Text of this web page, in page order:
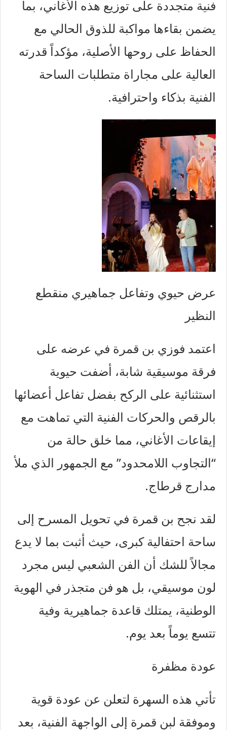
فنية متجددة على توزيع هذه الأغاني، بما
يضمن بقاءها مواكبة للذوق الحالي مع
الحفاظ على روحها الأصلية، مؤكداً قدرته
العالية على مجاراة متطلبات الساحة
الفنية بذكاء واحترافية.
عرض حيوي وتفاعل جماهيري منقطع
النظير
اعتمد فوزي بن قمرة في عرضه على
فرقة موسيقية شابة، أضفت حيوية
استثنائية على الركح بفضل تفاعل أعضائها
بالرقص والحركات الفنية التي تماهت مع
إيقاعات الأغاني، مما خلق حالة من
“التجاوب اللامحدود” مع الجمهور الذي ملأ
مدارج قرطاج.
لقد نجح بن قمرة في تحويل المسرح إلى
ساحة احتفالية كبرى، حيث أثبت بما لا يدع
مجالاً للشك أن الفن الشعبي ليس مجرد
لون موسيقي، بل هو فن متجذر في الهوية
الوطنية، يمتلك قاعدة جماهيرية وفية
تتسع يوماً بعد يوم.
عودة مظفرة
تأتي هذه السهرة لتعلن عن عودة قوية
وموفقة لبن قمرة إلى الواجهة الفنية، بعد